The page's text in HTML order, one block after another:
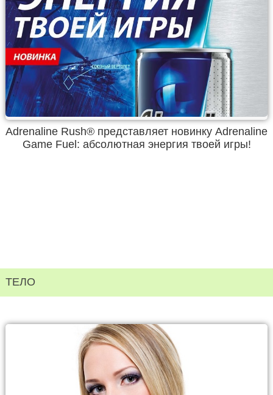
Adrenaline Rush® представляет новинку Adrenaline
Game Fuel: абсолютная энергия твоей игры!
ТЕЛО